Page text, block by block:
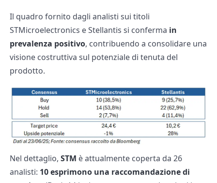
Il quadro fornito dagli analisti sui titoli
STMicroelectronics e Stellantis si conferma in
prevalenza positivo, contribuendo a consolidare una
visione costruttiva sul potenziale di tenuta del
prodotto.
Nel dettaglio, STM è attualmente coperta da 26
analisti: 10 esprimono una raccomandazione di